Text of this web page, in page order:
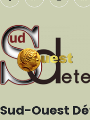
Sud-Ouest